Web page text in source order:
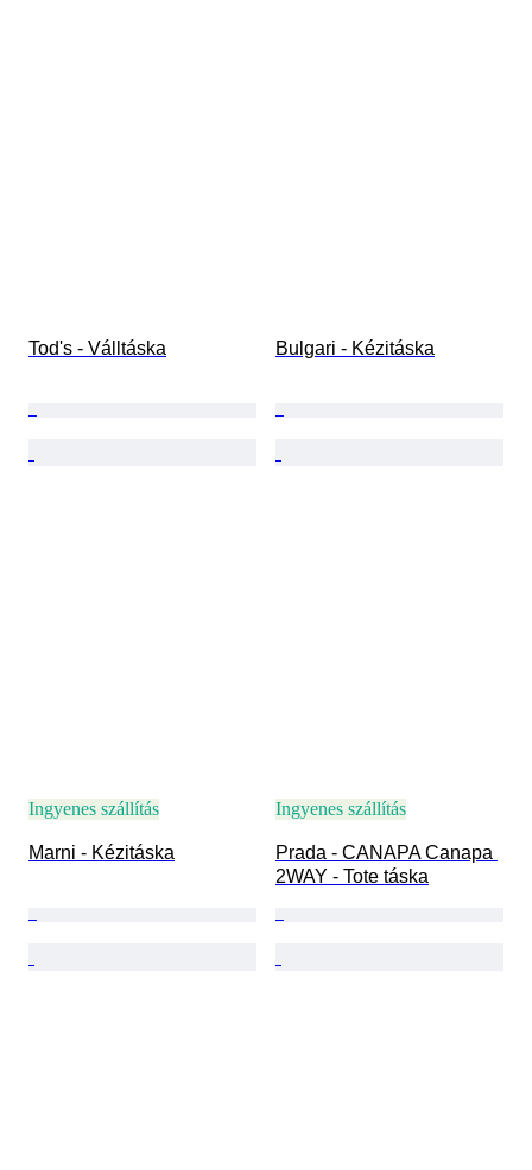
Tod's - Válltáska Bulgari - Kézitáska
Ingyenes szállítás
Marni - Kézitáska
Ingyenes szállítás
Prada - CANAPA Canapa
2WAY - Tote táska